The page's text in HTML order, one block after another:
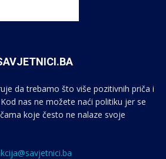
da trebamo što više pozitivnih priča i
nas ne možete naći politiku jer se
koje često ne nalaze svoje